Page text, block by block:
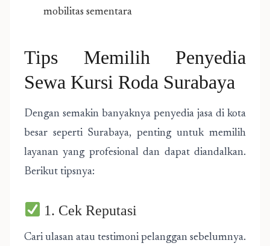
mobilitas sementara
Tips Memilih Penyedia
Sewa Kursi Roda Surabaya
Dengan semakin banyaknya penyedia jasa di kota
besar seperti Surabaya, penting untuk memilih
layanan yang profesional dan dapat diandalkan.
Berikut tipsnya:
1. Cek Reputasi
Cari ulasan atau testimoni pelanggan sebelumnya.